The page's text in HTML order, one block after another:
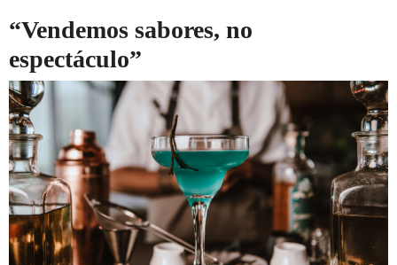
“Vendemos sabores, no
espectáculo”